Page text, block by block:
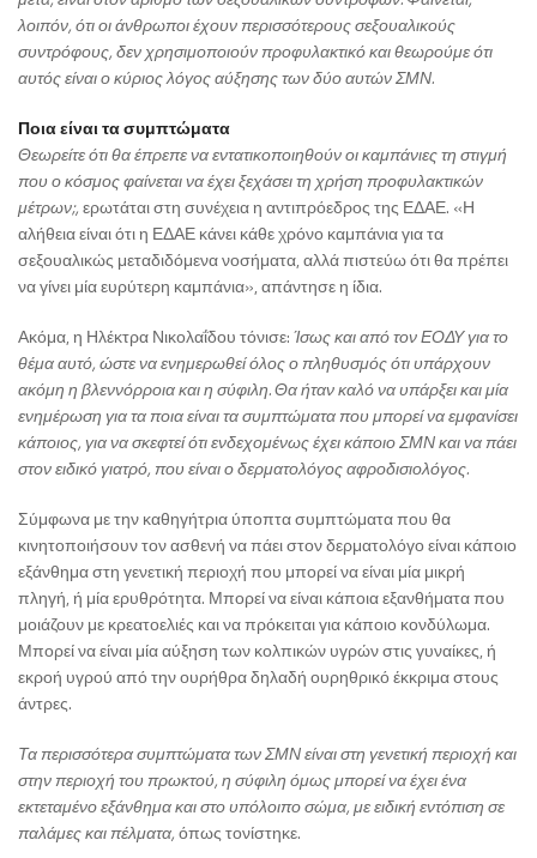
λοιπόν, ότι οι άνθρωποι έχουν περισσότερους σεξουαλικούς
συντρόφους, δεν χρησιμοποιούν προφυλακτικό και θεωρούμε ότι
αυτός είναι ο κύριος λόγος αύξησης των δύο αυτών ΣΜΝ.
Ποια είναι τα συμπτώματα
Θεωρείτε ότι θα έπρεπε να εντατικοποιηθούν οι καμπάνιες τη στιγμή
που ο κόσμος φαίνεται να έχει ξεχάσει τη χρήση προφυλακτικών
μέτρων;,ερωτάται στη συνέχεια η αντιπρόεδρος της ΕΔΑΕ. «Η
αλήθεια είναι ότι η ΕΔΑΕ κάνει κάθε χρόνο καμπάνια για τα
σεξουαλικώς μεταδιδόμενα νοσήματα, αλλά πιστεύω ότι θα πρέπει
να γίνει μία ευρύτερη καμπάνια», απάντησε η ίδια.
Ακόμα, η Ηλέκτρα Νικολαΐδου τόνισε:Ίσως και από τον ΕΟΔΥ για το
θέμα αυτό, ώστε να ενημερωθεί όλος ο πληθυσμός ότι υπάρχουν
ακόμη η βλεννόρροια και η σύφιλη. Θα ήταν καλό να υπάρξει και μία
ενημέρωση για τα ποια είναι τα συμπτώματα που μπορεί να εμφανίσει
κάποιος, για να σκεφτεί ότι ενδεχομένως έχει κάποιο ΣΜΝ και να πάει
στον ειδικό γιατρό, που είναι ο δερματολόγος αφροδισιολόγος.
Σύμφωνα με την καθηγήτρια ύποπτα συμπτώματα που θα
κινητοποιήσουν τον ασθενή να πάει στον δερματολόγο είναι κάποιο
εξάνθημα στη γενετική περιοχή που μπορεί να είναι μία μικρή
πληγή, ή μία ερυθρότητα. Μπορεί να είναι κάποια εξανθήματα που
μοιάζουν με κρεατοελιές και να πρόκειται για κάποιο κονδύλωμα.
Μπορεί να είναι μία αύξηση των κολπικών υγρών στις γυναίκες, ή
εκροή υγρού από την ουρήθρα δηλαδή ουρηθρικό έκκριμα στους
άντρες.
Τα περισσότερα συμπτώματα των ΣΜΝ είναι στη γενετική περιοχή και
στην περιοχή του πρωκτού, η σύφιλη όμως μπορεί να έχει ένα
εκτεταμένο εξάνθημα και στο υπόλοιπο σώμα, με ειδική εντόπιση σε
παλάμες και πέλματα,όπως τονίστηκε.